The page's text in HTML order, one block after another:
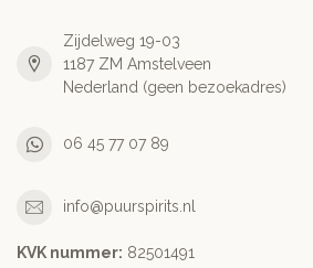
Zijdelweg 19-03
1187 ZM Amstelveen
Nederland (geen bezoekadres)
06 45 77 07 89
info@puurspirits.nl
KVK nummer: 82501491